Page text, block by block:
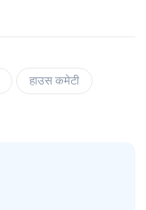
हाउस कमेटी